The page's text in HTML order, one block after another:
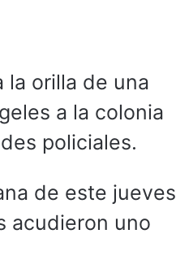
orilla de una
a la colonia
policiales.
de este jueves
acudieron uno